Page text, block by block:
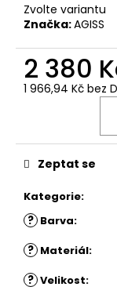
Zvolte variantu
Značka:AGISS
2 380
1 966,94 Kč bez
Kategorie:
? Barva:
? Materiál:
? Velikost:
Zeptat se
č
u
j
m
ŠATY
JANKA
ČERNÉ
780